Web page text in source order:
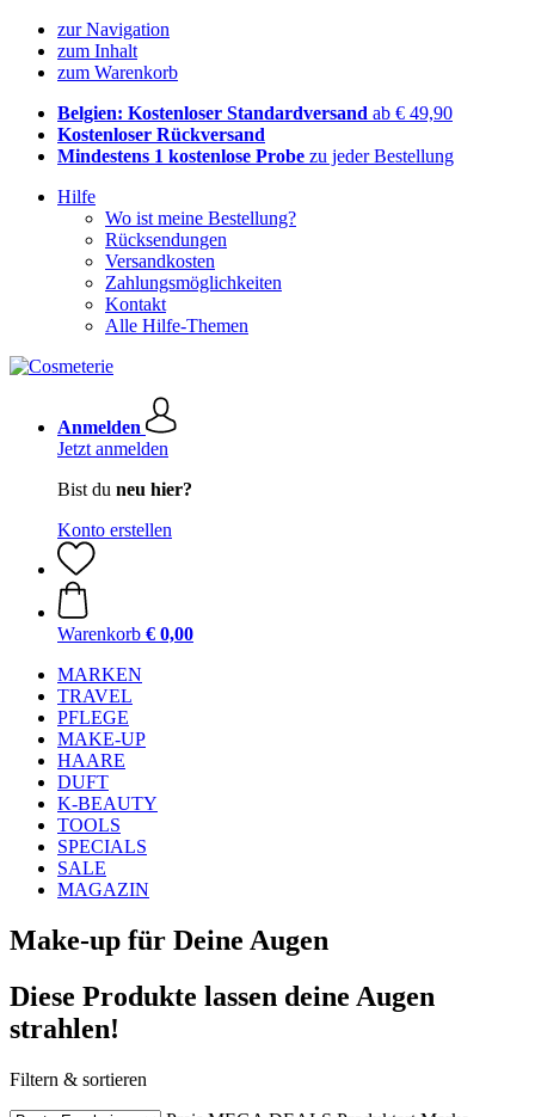
zur Navigation
zum Inhalt
zum Warenkorb
Belgien: Kostenloser Standardversand ab € 49,90
Kostenloser Rückversand
Mindestens 1 kostenlose Probe zu jeder Bestellung
Hilfe
Wo ist meine Bestellung?
Rücksendungen
Versandkosten
Zahlungsmöglichkeiten
Kontakt
Alle Hilfe-Themen
Anmelden
Jetzt anmelden
Bist du neu hier?
Konto erstellen
Warenkorb € 0,00
MARKEN
TRAVEL
PFLEGE
MAKE-UP
HAARE
DUFT
K-BEAUTY
TOOLS
SPECIALS
SALE
MAGAZIN
Make-up für Deine Augen
Diese Produkte lassen deine Augen
strahlen!
Filtern & sortieren